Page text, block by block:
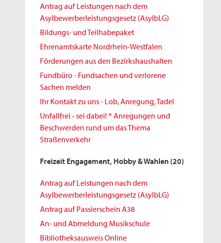
Antrag auf Leistungen nach dem
Asylbewerberleistungsgesetz (AsylbLG)
Bildungs- und Teilhabepaket
Ehrenamtskarte Nordrhein-Westfalen
Förderungen aus den Bezirkshaushalten
Fundbüro - Fundsachen und verlorene
Sachen melden
Ihr Kontakt zu uns - Lob, Anregung, Tadel
Unfallfrei - sei dabei! * Anregungen und
Beschwerden rund um das Thema
Straßenverkehr
Freizeit Engagement, Hobby & Wahlen (20)
Antrag auf Leistungen nach dem
Asylbewerberleistungsgesetz (AsylbLG)
Antrag auf Passierschein A38
An- und Abmeldung Musikschule
Bibliotheksausweis Online